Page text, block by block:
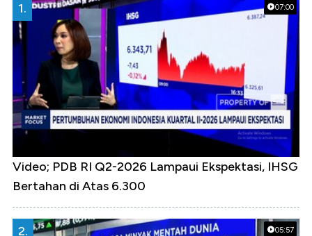
07:00
1.
Video; PDB RI Q2-2026 Lampaui Ekspektasi, IHSG
Bertahan di Atas 6.300
05:57
2.